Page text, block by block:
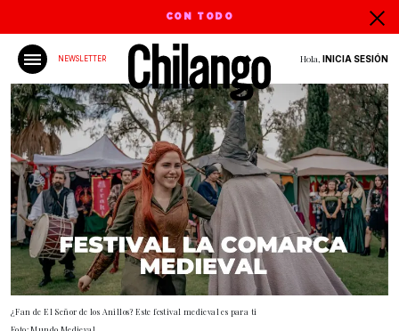
CON TODO
NEWSLETTER Hola, INICIA SESIÓN
¿Fan de El Señor de los Anillos? Este festival medieval es para ti